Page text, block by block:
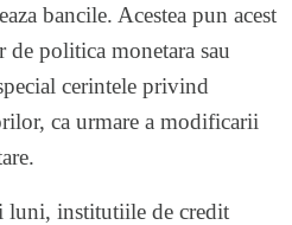
bancile. Acestea pun acest
de politica monetara sau
cerintele privind
ca urmare a modificarii
luni, institutiile de credit